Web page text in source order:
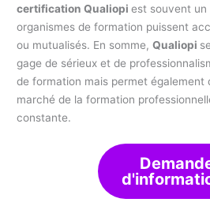
certification Qualiopiest souvent un
organismes de formation puissent
ou mutualisés. En somme,Qualiopi
gage de sérieux et de
de formation mais permet également
marché de la formation
constante.